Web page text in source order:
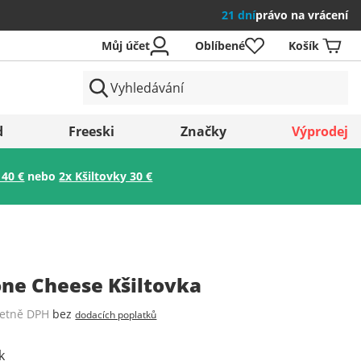
21 dníprávo na vrácení
Uložit
Můj účet Oblíbené Košík
Freeski Značky Výprodej
€ nebo2x Kšiltovky 30 €
Cheese Kšiltovka
DPH bezdodacích poplatků